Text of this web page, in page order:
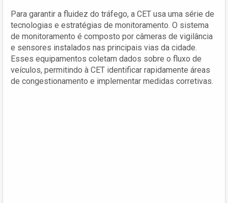
Para garantir a fluidez do tráfego, a CET usa uma série de
tecnologias e estratégias de monitoramento. O sistema
de monitoramento é composto por câmeras de vigilância
e sensores instalados nas principais vias da cidade.
Esses equipamentos coletam dados sobre o fluxo de
veículos, permitindo à CET identificar rapidamente áreas
de congestionamento e implementar medidas corretivas.